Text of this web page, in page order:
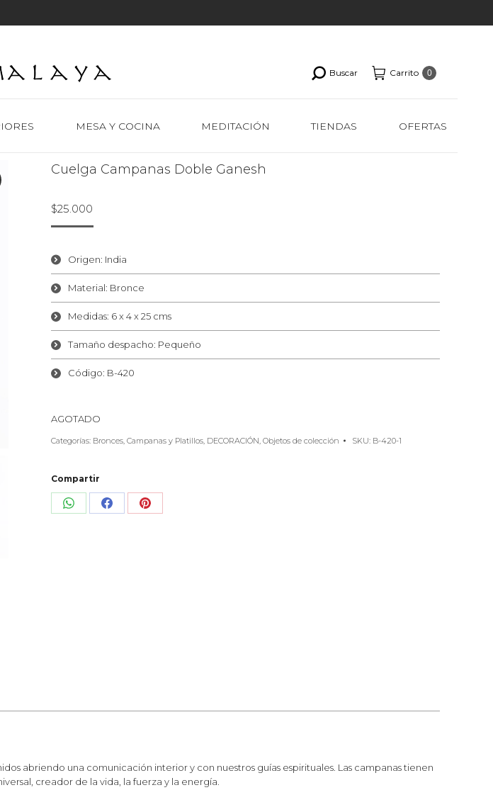
Buscar Carrito 0
MESA Y COCINA MEDITACIÓN TIENDAS OFERTAS
Cuelga Campanas Doble Ganesh
$25.000
Origen: India
Material: Bronce
Medidas: 6 x 4 x 25 cms
Tamaño despacho: Pequeño
Código: B-420
AGOTADO
Categorías: Bronces, Campanas y Platillos, DECORACIÓN, Objetos de colección SKU: B-420-1
Compartir
Share Share Share
abriendo una comunicación interior y con nuestros guías espirituales. Las campanas tienen
creador de la vida, la fuerza y la energía.